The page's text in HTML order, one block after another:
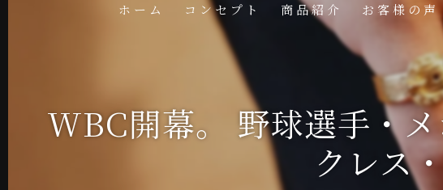
ホーム コンセプト 商品紹介 お客様の声
WBC開幕。 野球選手・
クレス